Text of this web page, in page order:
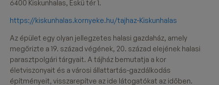
6400 Kiskunhalas, Eskü tér 1.
https://kiskunhalas.kornyeke.hu/tajhaz-Kiskunhalas
Az épület egy olyan jellegzetes halasi gazdaház, amely
megőrizte a 19. század végének, 20. század elejének halasi
parasztpolgári tárgyait. A tájház bemutatja a kor
életviszonyait és a városi állattartás-gazdálkodás
építményeit, visszarepítve az ide látogatókat az időben.